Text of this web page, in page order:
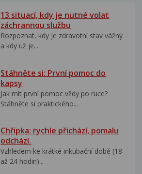
13 situací, kdy je nutné volat
záchrannou službu
Rozpoznat, kdy je zdravotní stav vážný
a kdy už je...
Stáhněte si: První pomoc do
kapsy
Jak mít první pomoc vždy po ruce?
Stáhněte si praktického...
Chřipka: rychle přichází, pomalu
odchází.
Vzhledem ke krátké inkubační době (18
až 24 hodin)...